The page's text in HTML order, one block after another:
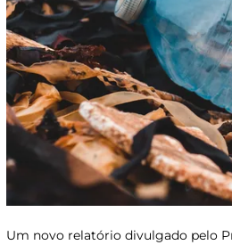
Um novo relatório divulgado pelo